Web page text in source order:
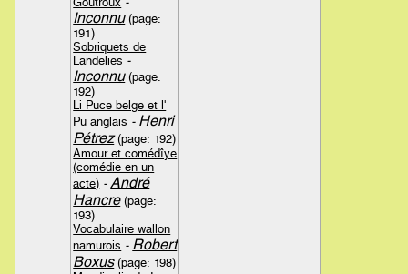
Inconnu(page:
191)
Sobriquets de
Landelies -
Inconnu(page:
192)
Li Puce belge et l'
Pu anglais - Henri
Pétrez(page: 192)
Amour et comédîye
(comédie en un
acte) - André
Hancre(page:
193)
Vocabulaire wallon
namurois - Robert
Boxus(page: 198)